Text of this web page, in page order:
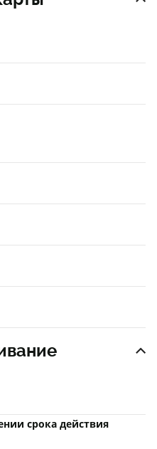
срока действия